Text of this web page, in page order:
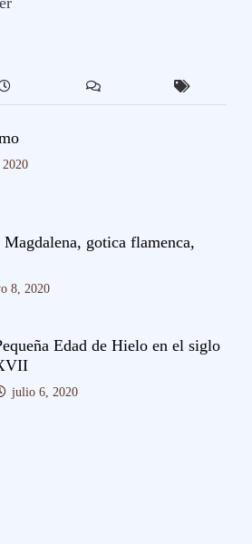
gotica flamenca,
8, 2020
Edad de Hielo en el siglo
julio 6, 2020